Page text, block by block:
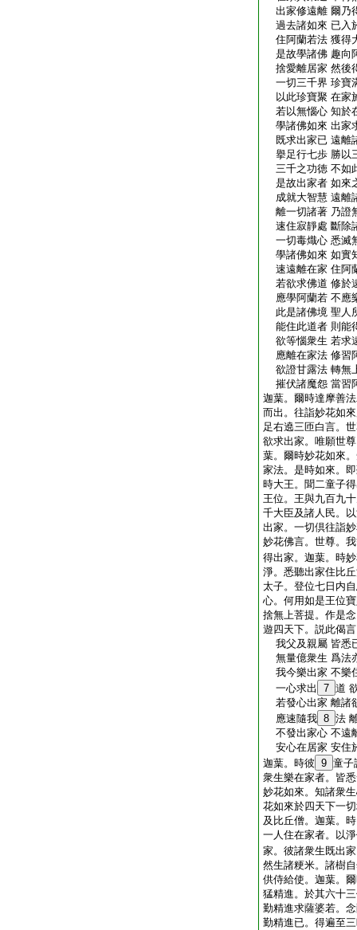
出家修遠離 爾乃
過去諸如來 已入
住阿蘭若法 獲得
是故學諸佛 趣向
捨愛離居家 然後
一切三千界 珍寶
以此珍寶聚 在家
若以無惱心 知於
學諸佛如來 出家
既求出家已 遠離
擧足行七歩 勝以
三千之功徳 不如
是故出家者 如來
成就大智慧 遠離
離一切諸著 乃證
速住寂靜處 斷除
一切毒熾心 悉滅
學諸佛如來 如實
速遠離在家 住阿
若欲求佛道 修於
應學阿蘭若 不應
此是諸佛境 聖人
能住此道者 則能
欲等惱衆生 若求
應離在家法 修習
欲證甘露法 轉無
摧伏諸魔怨 當習
迦葉。爾時達摩善
而出。往詣妙花如
足右遶三匝白言。
欲求出家。唯願世
葉。爾時妙花如來
家法。是時如來。
時大王。聞二童子
王位。王與九百九
千大臣及諸人民。
出家。一切倶往詣
妙花佛言。世尊。
得出家。迦葉。時
淨。悉聽出家住比
太子。登位七日内
心。何用如是王位
捨無上菩提。作是
遊四天下。説此偈言
我父及親屬 皆悉
無量億衆生 爲法
我今樂出家 不樂
一心求出
7 道
若發心出家 離諸
應速隨我 8 法
不發出家心 不遠
安心在居家 安住
迦葉。時彼 9 童子
衆生樂在家者。皆
妙花如來。知諸衆
花如來於四天下一
及比丘僧。迦葉。
一人住在家者。以
家。彼諸衆生既出
然生諸粳米。諸樹
供侍給使。迦葉。
猛精進。於其六十
勤精進求薩婆若。
勤精進已。得遍至